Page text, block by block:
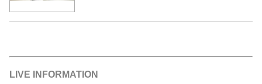
LIVE INFORMATION